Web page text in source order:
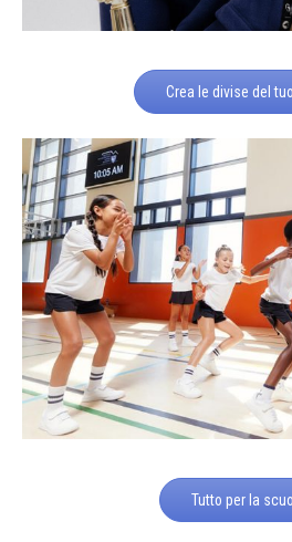
Crea le divise del
Tutto per la